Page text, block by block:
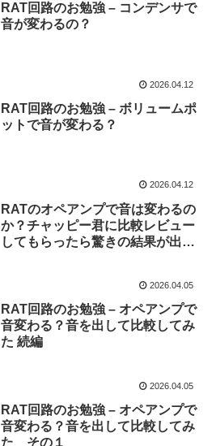
RAT回路のお勉強 – コンデンサで
音が変わるの？
2026.04.12
RAT回路のお勉強 – ボリュームポ
ットで音が変わる？
2026.04.12
RATのオペアンプで音は変わるの
か？チャッピー君に比較レビュー
してもらったら驚きの結果が出
2026.04.05
RAT回路のお勉強 – オペアンプで
音変わる？音を出して比較してみ
た 続編
2026.04.05
RAT回路のお勉強 – オペアンプで
音変わる？音を出して比較してみ
た その１